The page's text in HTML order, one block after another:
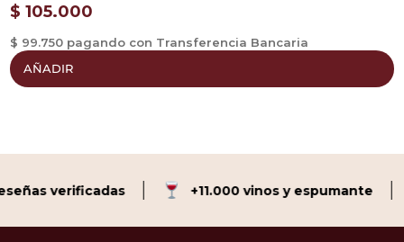
$ 105.000
$ 99.750 pagando con Transferencia Bancaria
AÑADIR
verificadas +11.000 vinos y espumante